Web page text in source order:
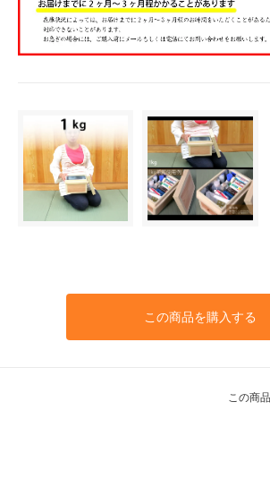
この商品を購入する
この商